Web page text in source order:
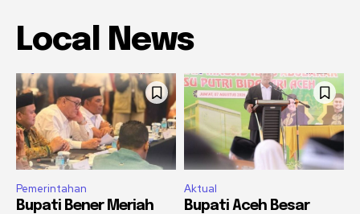
Local News
Pemerintahan
Bupati Bener Meriah
Aktual
Bupati Aceh Besar